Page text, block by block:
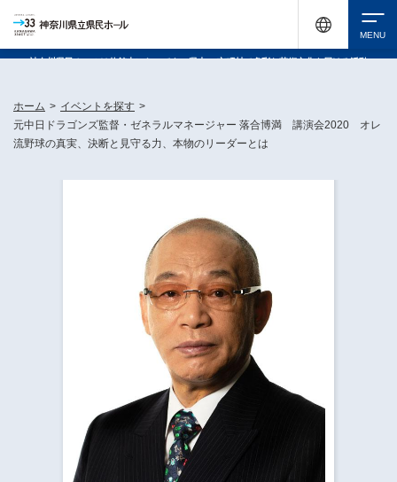
神奈川県民ホールは休館中においても、県内33市町村で多彩な芸術文化を届ける活動
・ イベントカレンダー
休館中の県民ホールについて
・ 神奈川県民ホールの取り組み
​​​​​​​​​​​​​神奈川県立県民ホール
ギャラリーSNS
ホーム > イベントを探す >
元中日ドラゴンズ監督・ゼネラルマネージャー 落合博満 講演会2020 オレ
流野球の真実、決断と見守る力、本物のリーダーとは